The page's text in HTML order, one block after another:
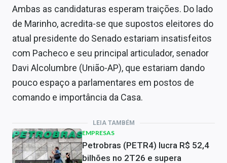
Ambas as candidaturas esperam traições. Do lado
de Marinho, acredita-se que supostos eleitores do
atual presidente do Senado estariam insatisfeitos
com Pacheco e seu principal articulador, senador
Davi Alcolumbre (União-AP), que estariam dando
pouco espaço a parlamentares em postos de
comando e importância da Casa.
LEIA TAMBÉM
EMPRESAS
Petrobras (PETR4) lucra R$ 52,4
bilhões no 2T26 e supera